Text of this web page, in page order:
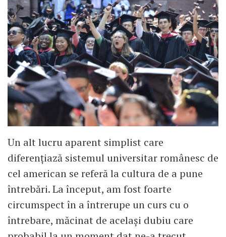
Un alt lucru aparent simplist care
diferenţiază sistemul universitar românesc de
cel american se referă la cultura de a pune
întrebări. La început, am fost foarte
circumspect în a întrerupe un curs cu o
întrebare, măcinat de acelaşi dubiu care